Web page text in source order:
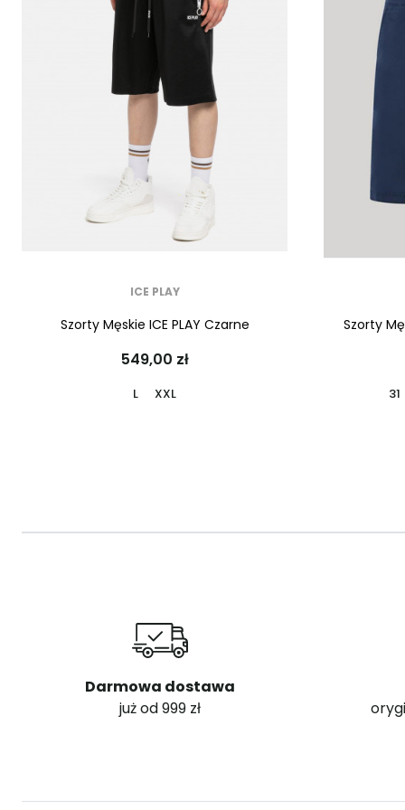
ICE PLAY
Szorty Męskie ICE PLAY Czarne
549,00 zł
L XXL
Szorty
31
Darmowa dostawa
już od 999 zł